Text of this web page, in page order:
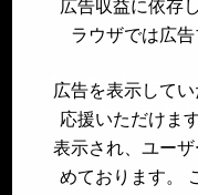
【ドラゴンボールレジェンズ】全キャラク
ター画像
広告収益に依存
ラウザでは広告
広告を表示して
応援いただけま
表示され、ユー
めております。